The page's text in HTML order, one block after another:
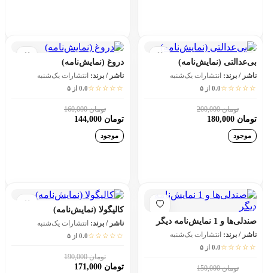
بی‌عدالتی (نمایش‌نامه)
ناشر / برند: انتشارات یک‌شنبه
☆☆☆☆☆0.0 از ۵
تومان 200,000
تومان 180,000
موجود
دروغ (نمایش‌نامه)
ناشر / برند: انتشارات یک‌شنبه
☆☆☆☆☆0.0 از ۵
تومان 160,000
تومان 144,000
موجود
صندلی‌ها و 1 نمایش‌نامه دیگر
ناشر / برند: انتشارات یک‌شنبه
☆☆☆☆☆0.0 از ۵
تومان 150,000
کالیگولا (نمایش‌نامه)
ناشر / برند: انتشارات یک‌شنبه
☆☆☆☆☆0.0 از ۵
تومان 190,000
تومان 171,000